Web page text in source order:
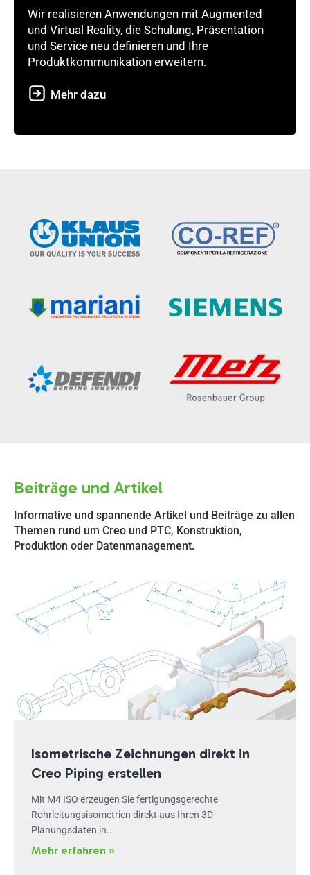
Wir realisieren Anwendungen mit Augmented
und Virtual Reality, die Schulung, Präsentation
und Service neu definieren und Ihre
Produktkommunikation erweitern.
Mehr dazu
Beiträge und Artikel
Informative und spannende Artikel und Beiträge zu allen
Themen rund um Creo und PTC, Konstruktion,
Produktion oder Datenmanagement.
Isometrische Zeichnungen direkt in
Creo Piping erstellen
Mit M4 ISO erzeugen Sie fertigungsgerechte
Rohrleitungsisometrien direkt aus Ihren 3D-
Planungsdaten in...
Mehr erfahren »